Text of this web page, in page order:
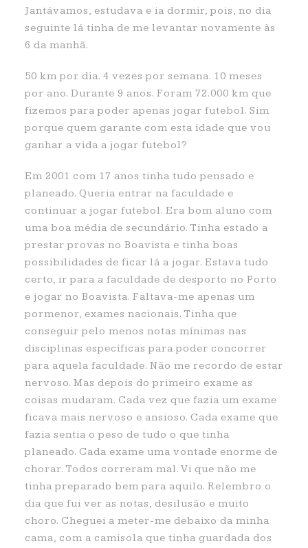
Jantávamos, estudava e ia dormir, pois, no dia
seguinte lá tinha de me levantar novamente às
6 da manhã.
50 km por dia. 4 vezes por semana. 10 meses
por ano. Durante 9 anos. Foram 72.000 km que
fizemos para poder apenas jogar futebol. Sim
porque quem garante com esta idade que vou
ganhar a vida a jogar futebol?
Em 2001 com 17 anos tinha tudo pensado e
planeado. Queria entrar na faculdade e
continuar a jogar futebol. Era bom aluno com
uma boa média de secundário. Tinha estado a
prestar provas no Boavista e tinha boas
possibilidades de ficar lá a jogar. Estava tudo
certo, ir para a faculdade de desporto no Porto
e jogar no Boavista. Faltava-me apenas um
pormenor, exames nacionais. Tinha que
conseguir pelo menos notas mínimas nas
disciplinas específicas para poder concorrer
para aquela faculdade. Não me recordo de estar
nervoso. Mas depois do primeiro exame as
coisas mudaram. Cada vez que fazia um exame
ficava mais nervoso e ansioso. Cada exame que
fazia sentia o peso de tudo o que tinha
planeado. Cada exame uma vontade enorme de
chorar. Todos correram mal. Vi que não me
tinha preparado bem para aquilo. Relembro o
dia que fui ver as notas, desilusão e muito
choro. Cheguei a meter-me debaixo da minha
cama, com a camisola que tinha guardada dos